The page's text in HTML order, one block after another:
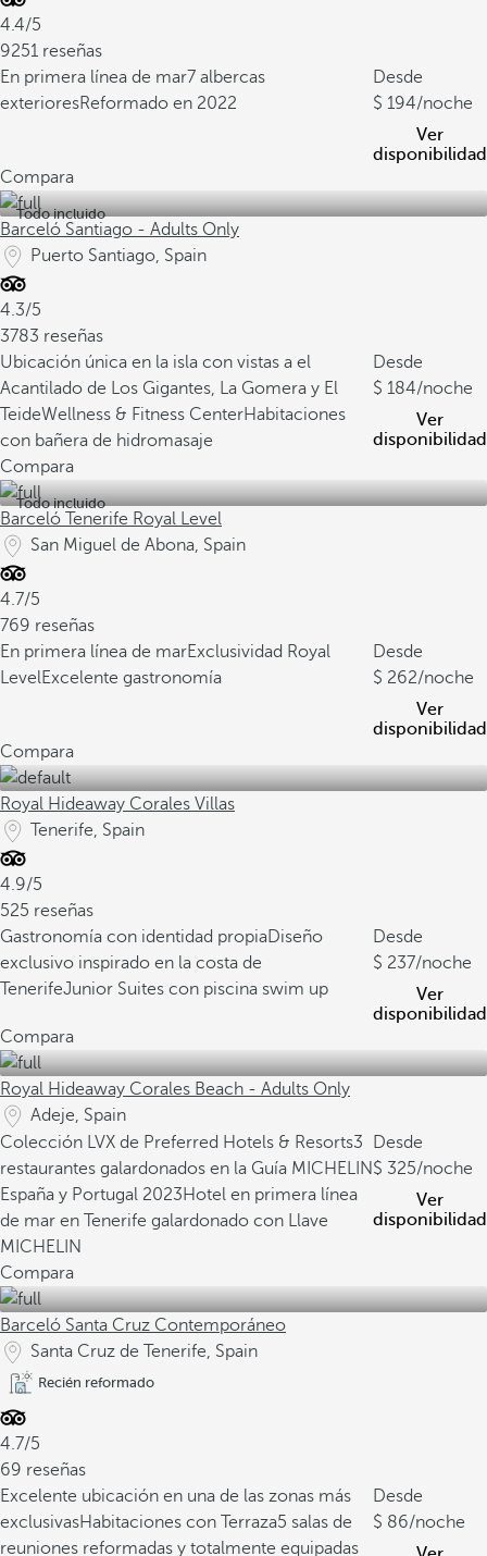
4.4/5
9251 reseñas
En primera línea de mar7 albercas
exterioresReformado en 2022
Desde
194/noche
Ver
disponibilidad
Compara
Todo incluido
Barceló Santiago - Adults Only
Puerto Santiago, Spain
4.3/5
3783 reseñas
Ubicación única en la isla con vistas a el
Acantilado de Los Gigantes, La Gomera y El
TeideWellness & Fitness CenterHabitaciones
con bañera de hidromasaje
Desde
184/noche
Ver
disponibilidad
Compara
Todo incluido
Barceló Tenerife Royal Level
San Miguel de Abona, Spain
4.7/5
769 reseñas
En primera línea de marExclusividad Royal
LevelExcelente gastronomía
Desde
262/noche
Ver
disponibilidad
Compara
Royal Hideaway Corales Villas
Tenerife, Spain
4.9/5
525 reseñas
Gastronomía con identidad propiaDiseño
exclusivo inspirado en la costa de
TenerifeJunior Suites con piscina swim up
Desde
237/noche
Ver
disponibilidad
Compara
Royal Hideaway Corales Beach - Adults Only
Adeje, Spain
Colección LVX de Preferred Hotels & Resorts3
restaurantes galardonados en la Guía MICHELIN
España y Portugal 2023Hotel en primera línea
de mar en Tenerife galardonado con Llave
MICHELIN
Desde
325/noche
Ver
disponibilidad
Compara
Barceló Santa Cruz Contemporáneo
Santa Cruz de Tenerife, Spain
Recién reformado
4.7/5
69 reseñas
Excelente ubicación en una de las zonas más
exclusivasHabitaciones con Terraza5 salas de
reuniones reformadas y totalmente equipadas
Desde
86/noche